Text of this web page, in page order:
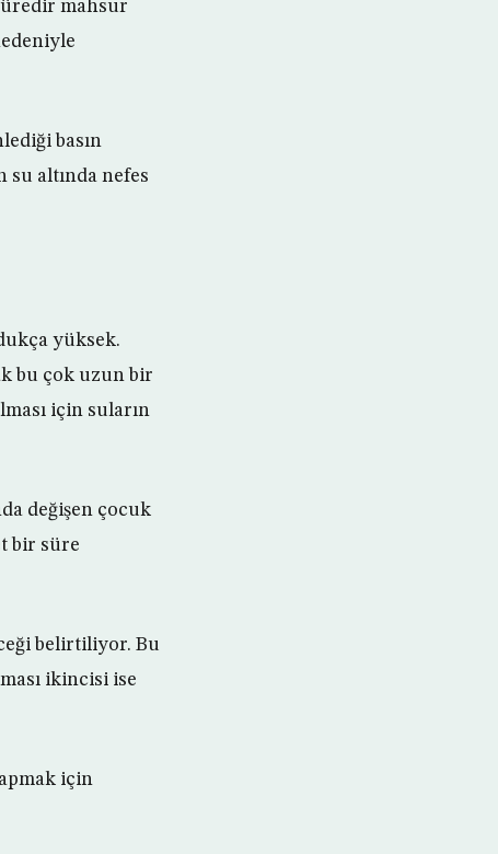
mahsur
basın
altında nefes
yüksek.
bu çok uzun bir
için suların
değişen çocuk
bir süre
belirtiliyor. Bu
ikincisi ise
için